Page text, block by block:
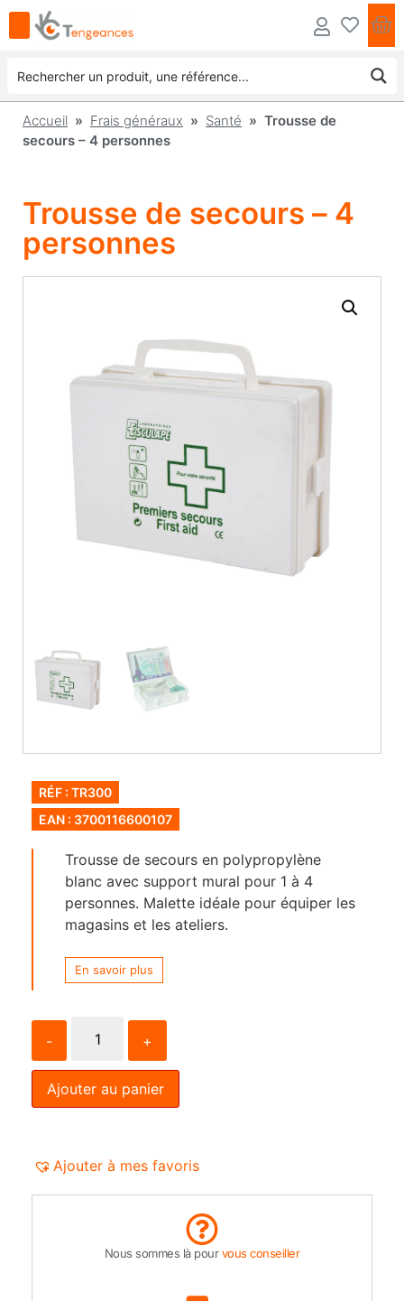
Accueil » Frais généraux » Santé » Trousse de
secours – 4 personnes
Trousse de secours – 4
personnes
RÉF : TR300
EAN : 3700116600107
Trousse de secours en polypropylène
blanc avec support mural pour 1 à 4
personnes. Malette idéale pour équiper les
magasins et les ateliers.
En savoir plus
- +
Ajouter au panier
Ajouter à mes favoris
Nous sommes là pourvous conseiller